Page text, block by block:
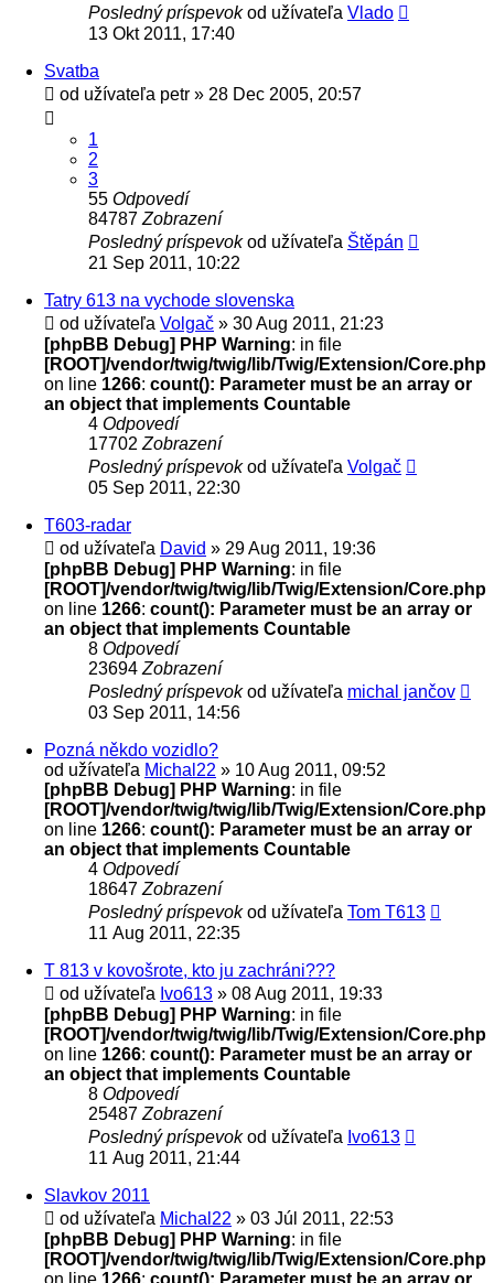
Posledný príspevokod užívateľa Vlado
13 Okt 2011, 17:40
Svatba
od užívateľa petr » 28 Dec 2005, 20:57
1
2
3
55 Odpovedí
84787 Zobrazení
Posledný príspevokod užívateľa Štěpán
21 Sep 2011, 10:22
Tatry 613 na vychode slovenska
od užívateľa Volgač » 30 Aug 2011, 21:23
[phpBB Debug] PHP Warning: in file
[ROOT]/vendor/twig/twig/lib/Twig/Extension/Core.php
on line 1266: count(): Parameter must be an array or
an object that implements Countable
4 Odpovedí
17702 Zobrazení
Posledný príspevokod užívateľa Volgač
05 Sep 2011, 22:30
T603-radar
od užívateľa David » 29 Aug 2011, 19:36
[phpBB Debug] PHP Warning: in file
[ROOT]/vendor/twig/twig/lib/Twig/Extension/Core.php
on line 1266: count(): Parameter must be an array or
an object that implements Countable
8 Odpovedí
23694 Zobrazení
Posledný príspevokod užívateľa michal jančov
03 Sep 2011, 14:56
Pozná někdo vozidlo?
od užívateľa Michal22 » 10 Aug 2011, 09:52
[phpBB Debug] PHP Warning: in file
[ROOT]/vendor/twig/twig/lib/Twig/Extension/Core.php
on line 1266: count(): Parameter must be an array or
an object that implements Countable
4 Odpovedí
18647 Zobrazení
Posledný príspevokod užívateľa Tom T613
11 Aug 2011, 22:35
T 813 v kovošrote, kto ju zachráni???
od užívateľa Ivo613 » 08 Aug 2011, 19:33
[phpBB Debug] PHP Warning: in file
[ROOT]/vendor/twig/twig/lib/Twig/Extension/Core.php
on line 1266: count(): Parameter must be an array or
an object that implements Countable
8 Odpovedí
25487 Zobrazení
Posledný príspevokod užívateľa Ivo613
11 Aug 2011, 21:44
Slavkov 2011
od užívateľa Michal22 » 03 Júl 2011, 22:53
[phpBB Debug] PHP Warning: in file
[ROOT]/vendor/twig/twig/lib/Twig/Extension/Core.php
on line 1266: count(): Parameter must be an array or